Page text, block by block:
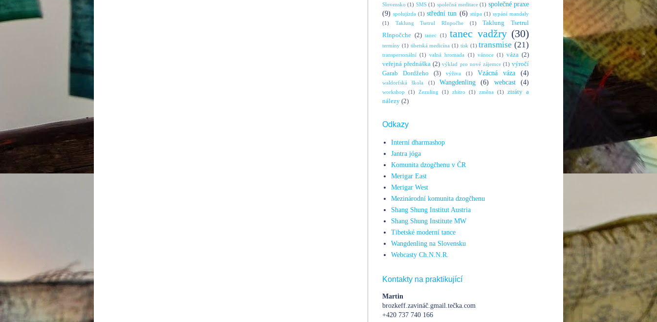
Slovensko (1) SMS (1) společná meditace (1) společné praxe
(9) spolujízda (1) střední tun (6) stúpa (1) sypání mandaly
(1)
Taklung Tsetrul RInpočhe (1)
Taklung Tsetrul
RInpočche (2) tanec (1) tanec vadžry (30)
termíny (1) tibetská medicína (1) tisk (1) transmise (21)
transpersonální (1) valná hromada (1) vánoce (1) váza (2)
veřejná přednáška (2) výklad pro nové zájemce (1) výročí
Garab Dordžeho
(3) výživa (1) Vzácná váza (4)
waldorfská škola (1) Wangdenling (6) webcast (4)
workshop (1) Zezuling (1) zhitro (1) změna (1) ztráty a
nálezy (2)
Odkazy
Interní dharmashop
Jantra jóga
Komunita dzogčhenu v ČR
Merigar East
Merigar West
Mezinárodní komunita dzogčhenu
Shang Shung Institut Austria
Shang Shung Institute MW
Tibetské moderní tance
Wangdenling na Slovensku
Webcasty Ch.N.N.R.
Kontakty na praktikující
Martin
brozkeff.zavináč.gmail.tečka.com
+420 737 740 166